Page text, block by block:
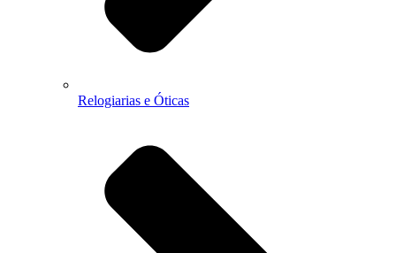
Relogiarias e Óticas